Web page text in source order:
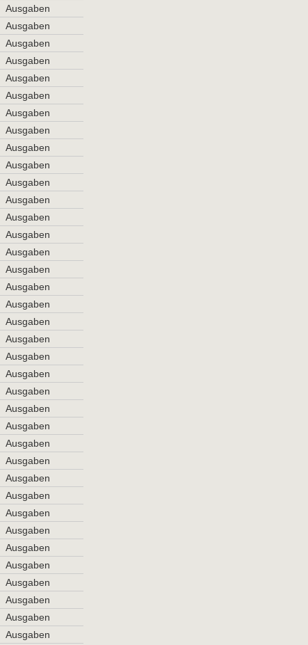
Ausgaben
Ausgaben
Ausgaben
Ausgaben
Ausgaben
Ausgaben
Ausgaben
Ausgaben
Ausgaben
Ausgaben
Ausgaben
Ausgaben
Ausgaben
Ausgaben
Ausgaben
Ausgaben
Ausgaben
Ausgaben
Ausgaben
Ausgaben
Ausgaben
Ausgaben
Ausgaben
Ausgaben
Ausgaben
Ausgaben
Ausgaben
Ausgaben
Ausgaben
Ausgaben
Ausgaben
Ausgaben
Ausgaben
Ausgaben
Ausgaben
Ausgaben
Ausgaben